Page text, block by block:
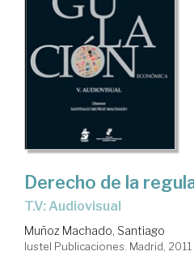
Derecho de la
T.V: Audiovisual
Muñoz Machado, Santiago
Iustel Publicaciones. Madrid, 2011